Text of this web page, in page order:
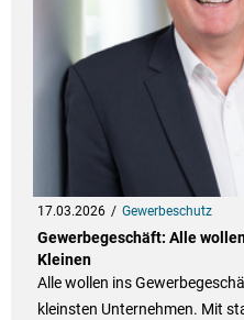
17.03.2026 Gewerbeschutz
Gewerbegeschäft: Alle
Kleinen
Alle wollen ins
kleinsten Unternehmen. Mit